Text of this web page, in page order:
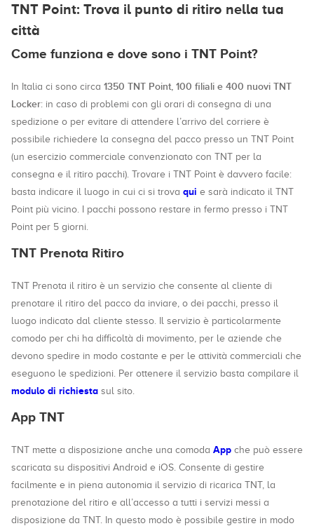
TNT Point: Trova il punto di ritiro nella tua
città
Come funziona e dove sono i TNT Point?
In Italia ci sono circa 1350 TNT Point, 100 filiali e 400 nuovi TNT
Locker: in caso di problemi con gli orari di consegna di una
spedizione o per evitare di attendere l’arrivo del corriere è
possibile richiedere la consegna del pacco presso un TNT Point
(un esercizio commerciale convenzionato con TNT per la
consegna e il ritiro pacchi). Trovare i TNT Point è davvero facile:
basta indicare il luogo in cui ci si trova qui e sarà indicato il TNT
Point più vicino. I pacchi possono restare in fermo presso i TNT
Point per 5 giorni.
TNT Prenota Ritiro
TNT Prenota il ritiro è un servizio che consente al cliente di
prenotare il ritiro del pacco da inviare, o dei pacchi, presso il
luogo indicato dal cliente stesso. Il servizio è particolarmente
comodo per chi ha difficoltà di movimento, per le aziende che
devono spedire in modo costante e per le attività commerciali che
eseguono le spedizioni. Per ottenere il servizio basta compilare il
modulo di richiesta sul sito.
App TNT
TNT mette a disposizione anche una comoda App che può essere
scaricata su dispositivi Android e iOS. Consente di gestire
facilmente e in piena autonomia il servizio di ricarica TNT, la
prenotazione del ritiro e all’accesso a tutti i servizi messi a
disposizione da TNT. In questo modo è possibile gestire in modo